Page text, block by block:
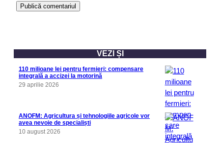
VEZI ȘI
110 milioane lei pentru fermieri: compensare
integrală a accizei la motorină
29 aprilie 2026
ANOFM: Agricultura și tehnologiile agricole vor
avea nevoie de specialiști
10 august 2026